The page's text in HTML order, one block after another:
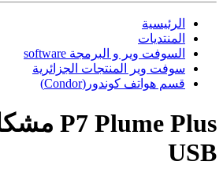
الرئيسية
المنتديات
السوفت وير و البرمجة software
سوفت وير المنتجات الجزائرية
قسم هواتف كوندور(Condor)
USB